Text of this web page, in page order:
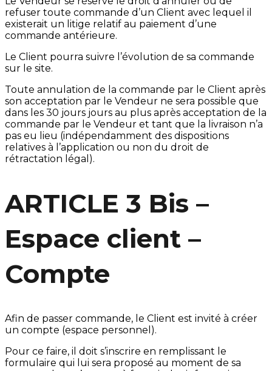
refuser toute commande d’un Client avec lequel il
existerait un litige relatif au paiement d’une
commande antérieure.
Le Client pourra suivre l’évolution de sa commande
sur le site.
Toute annulation de la commande par le Client après
son acceptation par le Vendeur ne sera possible que
dans les 30 jours jours au plus après acceptation de la
commande par le Vendeur et tant que la livraison n’a
pas eu lieu (indépendamment des dispositions
relatives à l’application ou non du droit de
rétractation légal).
ARTICLE 3 Bis –
Espace client –
Compte
Afin de passer commande, le Client est invité à créer
un compte (espace personnel).
Pour ce faire, il doit s’inscrire en remplissant le
formulaire qui lui sera proposé au moment de sa